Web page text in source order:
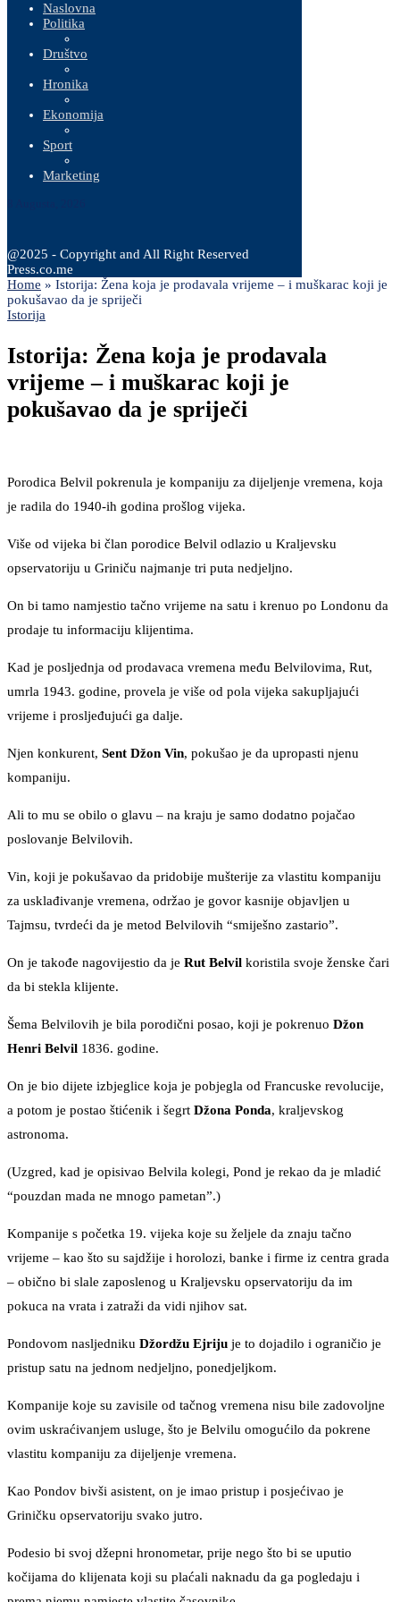
Naslovna
Politika
Društvo
Hronika
Ekonomija
Sport
Marketing
@2025 - Copyright and All Right Reserved
Press.co.me
Home » Istorija: Žena koja je prodavala vrijeme – i muškarac koji je
pokušavao da je spriječi
Istorija
Istorija: Žena koja je prodavala
vrijeme – i muškarac koji je
pokušavao da je spriječi
Porodica Belvil pokrenula je kompaniju za dijeljenje vremena, koja
je radila do 1940-ih godina prošlog vijeka.
Više od vijeka bi član porodice Belvil odlazio u Kraljevsku
opservatoriju u Griniču najmanje tri puta nedjeljno.
On bi tamo namjestio tačno vrijeme na satu i krenuo po Londonu da
prodaje tu informaciju klijentima.
Kad je posljednja od prodavaca vremena među Belvilovima, Rut,
umrla 1943. godine, provela je više od pola vijeka sakupljajući
vrijeme i prosljeđujući ga dalje.
Njen konkurent, Sent Džon Vin, pokušao je da upropasti njenu
kompaniju.
Ali to mu se obilo o glavu – na kraju je samo dodatno pojačao
poslovanje Belvilovih.
Vin, koji je pokušavao da pridobije mušterije za vlastitu kompaniju
za usklađivanje vremena, održao je govor kasnije objavljen u
Tajmsu, tvrdeći da je metod Belvilovih “smiješno zastario”.
On je takođe nagovijestio da je Rut Belvil koristila svoje ženske čari
da bi stekla klijente.
Šema Belvilovih je bila porodični posao, koji je pokrenuo Džon
Henri Belvil 1836. godine.
On je bio dijete izbjeglice koja je pobjegla od Francuske revolucije,
a potom je postao štićenik i šegrt Džona Ponda, kraljevskog
astronoma.
(Uzgred, kad je opisivao Belvila kolegi, Pond je rekao da je mladić
“pouzdan mada ne mnogo pametan”.)
Kompanije s početka 19. vijeka koje su željele da znaju tačno
vrijeme – kao što su sajdžije i horolozi, banke i firme iz centra grada
– obično bi slale zaposlenog u Kraljevsku opservatoriju da im
pokuca na vrata i zatraži da vidi njihov sat.
Pondovom nasljedniku Džordžu Ejriju je to dojadilo i ograničio je
pristup satu na jednom nedjeljno, ponedjeljkom.
Kompanije koje su zavisile od tačnog vremena nisu bile zadovoljne
ovim uskraćivanjem usluge, što je Belvilu omogućilo da pokrene
vlastitu kompaniju za dijeljenje vremena.
Kao Pondov bivši asistent, on je imao pristup i posjećivao je
Griničku opservatoriju svako jutro.
Podesio bi svoj džepni hronometar, prije nego što bi se uputio
kočijama do klijenata koji su plaćali naknadu da ga pogledaju i